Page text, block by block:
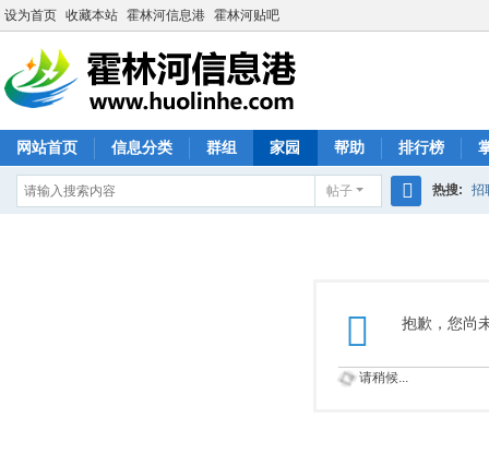
设为首页 收藏本站 霍林河信息港 霍林河贴吧
网站首页 信息分类 群组 家园 帮助 排行榜
帖子 热搜: 招
抱歉，您尚
请稍候...